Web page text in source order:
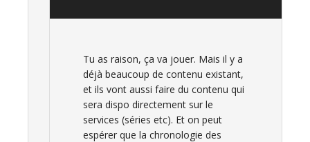
Tu as raison, ça va jouer. Mais il y a
déjà beaucoup de contenu existant,
et ils vont aussi faire du contenu qui
sera dispo directement sur le
services (séries etc). Et on peut
espérer que la chronologie des